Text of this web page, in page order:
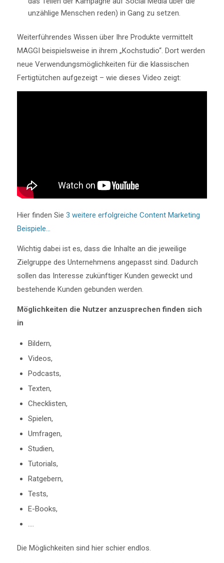
unzählige Menschen reden) in Gang zu setzen.
Weiterführendes Wissen über Ihre Produkte vermittelt
MAGGI beispielsweise in ihrem „Kochstudio“. Dort werden
neue Verwendungsmöglichkeiten für die klassischen
Fertigtütchen aufgezeigt – wie dieses Video zeigt:
Hier finden Sie 3 weitere erfolgreiche Content Marketing
Beispiele…
Wichtig dabei ist es, dass die Inhalte an die jeweilige
Zielgruppe des Unternehmens angepasst sind. Dadurch
sollen das Interesse zukünftiger Kunden geweckt und
bestehende Kunden gebunden werden.
Möglichkeiten die Nutzer anzusprechen finden sich
in
Bildern,
Videos,
Podcasts,
Texten,
Checklisten,
Spielen,
Umfragen,
Studien,
Tutorials,
Ratgebern,
Tests,
E-Books,
….
Die Möglichkeiten sind hier schier endlos.